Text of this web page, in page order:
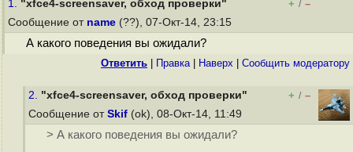
1. "xfce4-screensaver, обход проверки" + / –
Сообщение от name (??), 07-Окт-14, 23:15
А какого поведения вы ожидали?
Ответить Правка| Наверх Cообщить модератору
2. "xfce4-screensaver, обход проверки" + / –
Сообщение от Skif (ok), 08-Окт-14, 11:49
> А какого поведения вы ожидали?